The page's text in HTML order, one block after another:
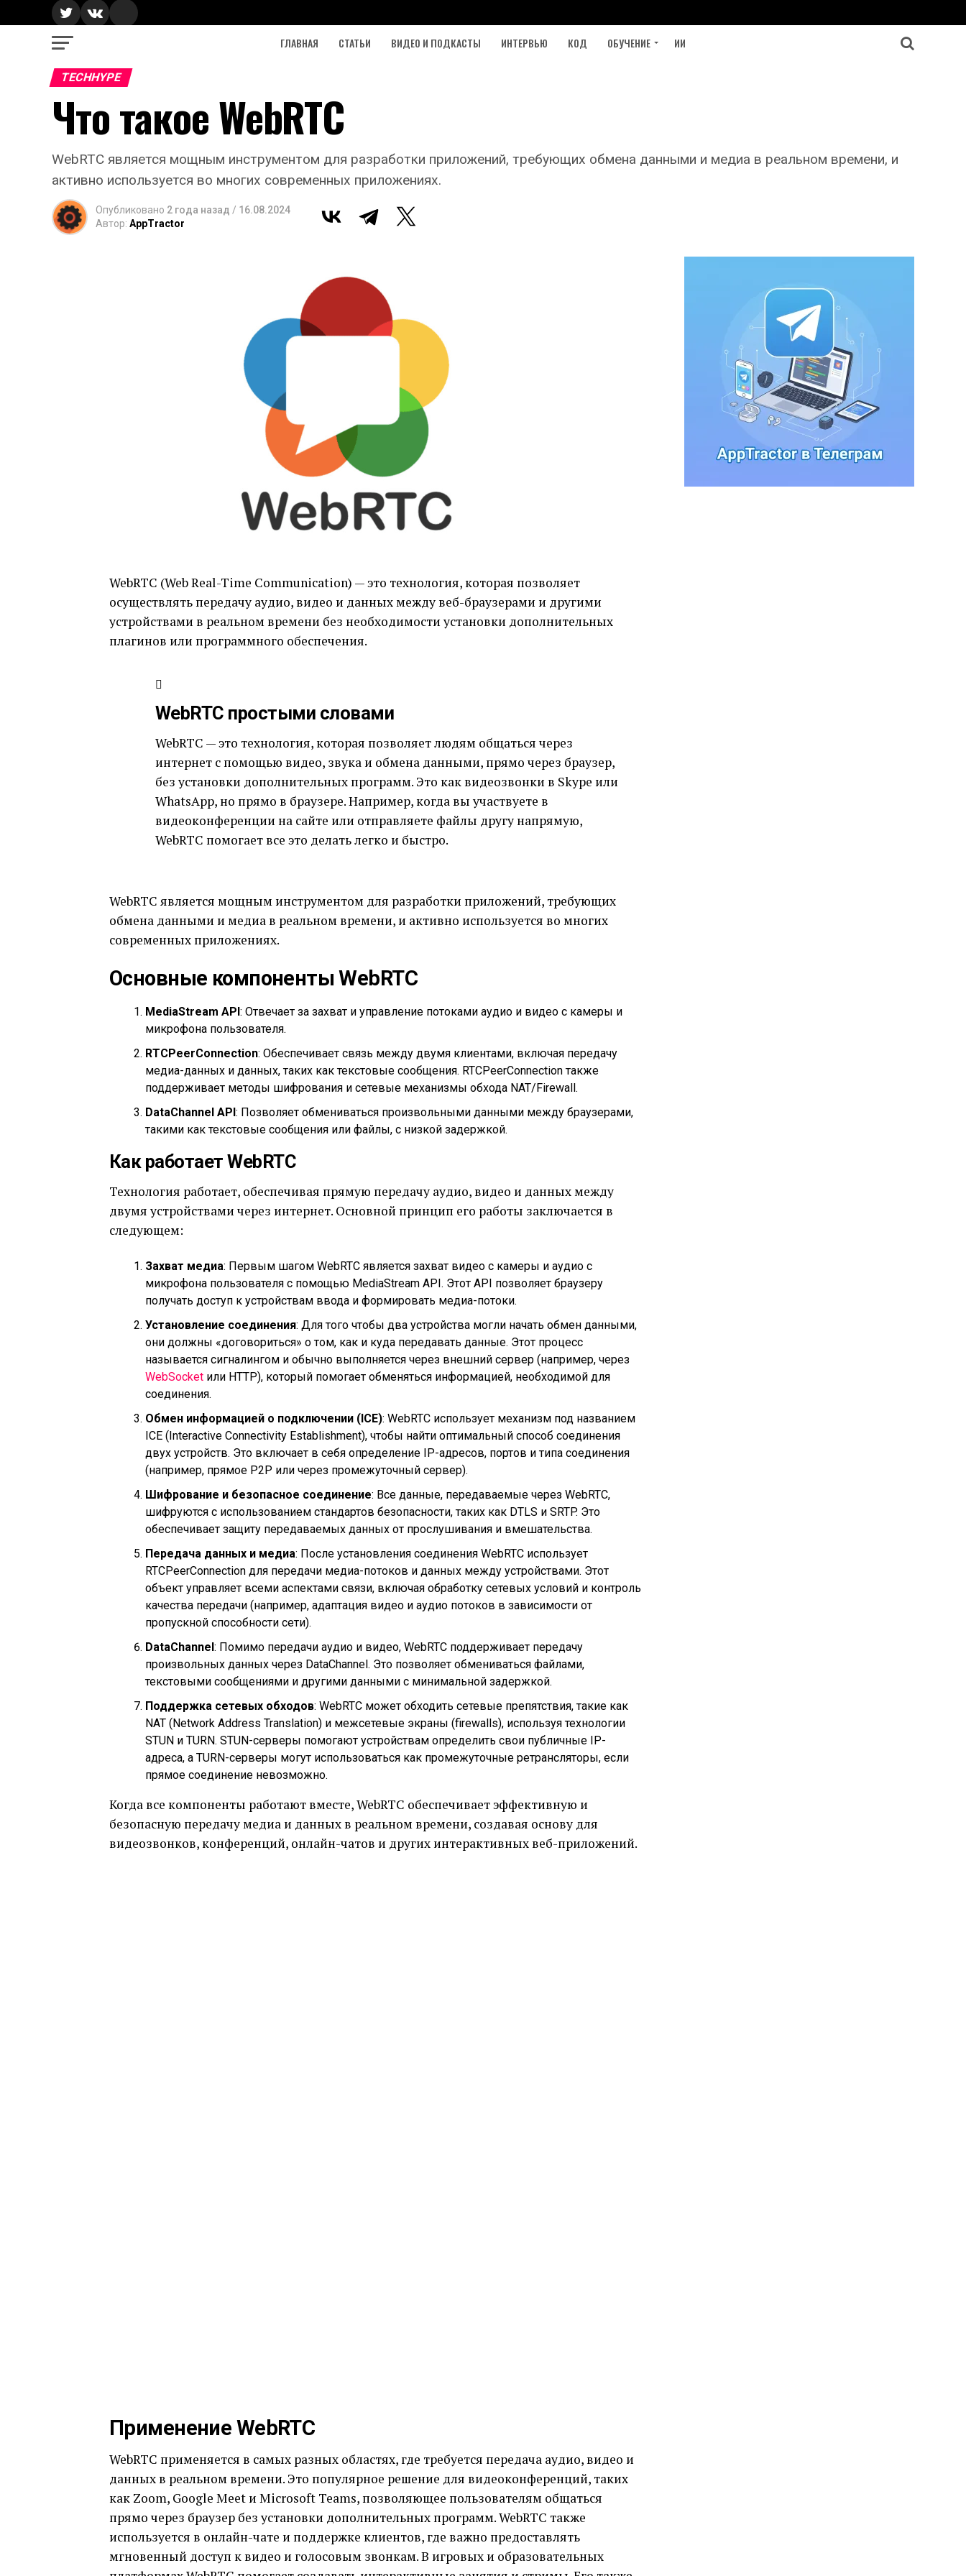
ГЛАВНАЯ СТАТЬИ ВИДЕО И ПОДКАСТЫ ИНТЕРВЬЮ КОД ОБУЧЕНИЕ ИИ
TECHHYPE
Что такое WebRTC
WebRTC является мощным инструментом для разработки приложений, требующих обмена данными и медиа в реальном времени, и
активно используется во многих современных приложениях.
Опубликовано 2 года назад / 16.08.2024
Автор: AppTractor
WebRTC (Web Real-Time Communication) — это технология, которая позволяет
осуществлять передачу аудио, видео и данных между веб-браузерами и другими
устройствами в реальном времени без необходимости установки дополнительных
плагинов или программного обеспечения.
WebRTC простыми словами
WebRTC — это технология, которая позволяет людям общаться через
интернет с помощью видео, звука и обмена данными, прямо через браузер,
без установки дополнительных программ. Это как видеозвонки в Skype или
WhatsApp, но прямо в браузере. Например, когда вы участвуете в
видеоконференции на сайте или отправляете файлы другу напрямую,
WebRTC помогает все это делать легко и быстро.
WebRTC является мощным инструментом для разработки приложений, требующих
обмена данными и медиа в реальном времени, и активно используется во многих
современных приложениях.
Основные компоненты WebRTC
MediaStream API: Отвечает за захват и управление потоками аудио и видео с камеры и
микрофона пользователя.
RTCPeerConnection: Обеспечивает связь между двумя клиентами, включая передачу
медиа-данных и данных, таких как текстовые сообщения. RTCPeerConnection также
поддерживает методы шифрования и сетевые механизмы обхода NAT/Firewall.
DataChannel API: Позволяет обмениваться произвольными данными между браузерами,
такими как текстовые сообщения или файлы, с низкой задержкой.
Как работает WebRTC
Технология работает, обеспечивая прямую передачу аудио, видео и данных между
двумя устройствами через интернет. Основной принцип его работы заключается в
следующем:
Захват медиа: Первым шагом WebRTC является захват видео с камеры и аудио с
микрофона пользователя с помощью MediaStream API. Этот API позволяет браузеру
получать доступ к устройствам ввода и формировать медиа-потоки.
Установление соединения: Для того чтобы два устройства могли начать обмен данными,
они должны «договориться» о том, как и куда передавать данные. Этот процесс
называется сигналингом и обычно выполняется через внешний сервер (например, через
WebSocket или HTTP), который помогает обменяться информацией, необходимой для
соединения.
Обмен информацией о подключении (ICE): WebRTC использует механизм под названием
ICE (Interactive Connectivity Establishment), чтобы найти оптимальный способ соединения
двух устройств. Это включает в себя определение IP-адресов, портов и типа соединения
(например, прямое P2P или через промежуточный сервер).
Шифрование и безопасное соединение: Все данные, передаваемые через WebRTC,
шифруются с использованием стандартов безопасности, таких как DTLS и SRTP. Это
обеспечивает защиту передаваемых данных от прослушивания и вмешательства.
Передача данных и медиа: После установления соединения WebRTC использует
RTCPeerConnection для передачи медиа-потоков и данных между устройствами. Этот
объект управляет всеми аспектами связи, включая обработку сетевых условий и контроль
качества передачи (например, адаптация видео и аудио потоков в зависимости от
пропускной способности сети).
DataChannel: Помимо передачи аудио и видео, WebRTC поддерживает передачу
произвольных данных через DataChannel. Это позволяет обмениваться файлами,
текстовыми сообщениями и другими данными с минимальной задержкой.
Поддержка сетевых обходов: WebRTC может обходить сетевые препятствия, такие как
NAT (Network Address Translation) и межсетевые экраны (firewalls), используя технологии
STUN и TURN. STUN-серверы помогают устройствам определить свои публичные IP-
адреса, а TURN-серверы могут использоваться как промежуточные ретрансляторы, если
прямое соединение невозможно.
Когда все компоненты работают вместе, WebRTC обеспечивает эффективную и
безопасную передачу медиа и данных в реальном времени, создавая основу для
видеозвонков, конференций, онлайн-чатов и других интерактивных веб-приложений.
Применение WebRTC
WebRTC применяется в самых разных областях, где требуется передача аудио, видео и
данных в реальном времени. Это популярное решение для видеоконференций, таких
как Zoom, Google Meet и Microsoft Teams, позволяющее пользователям общаться
прямо через браузер без установки дополнительных программ. WebRTC также
используется в онлайн-чате и поддержке клиентов, где важно предоставлять
мгновенный доступ к видео и голосовым звонкам. В игровых и образовательных